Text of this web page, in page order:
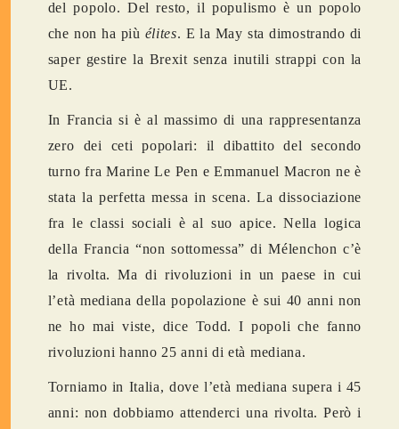
del popolo. Del resto, il populismo è un popolo
che non ha più élites. E la May sta dimostrando di
saper gestire la Brexit senza inutili strappi con la
UE.
In Francia si è al massimo di una rappresentanza
zero dei ceti popolari: il dibattito del secondo
turno fra Marine Le Pen e Emmanuel Macron ne è
stata la perfetta messa in scena. La dissociazione
fra le classi sociali è al suo apice. Nella logica
della Francia “non sottomessa” di Mélenchon c’è
la rivolta. Ma di rivoluzioni in un paese in cui
l’età mediana della popolazione è sui 40 anni non
ne ho mai viste, dice Todd. I popoli che fanno
rivoluzioni hanno 25 anni di età mediana.
Torniamo in Italia, dove l’età mediana supera i 45
anni: non dobbiamo attenderci una rivolta. Però i